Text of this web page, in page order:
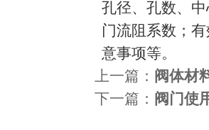
孔径、孔数、
门流阻系数；
意事项等。
上一篇： 阀体材
下一篇： 阀门使